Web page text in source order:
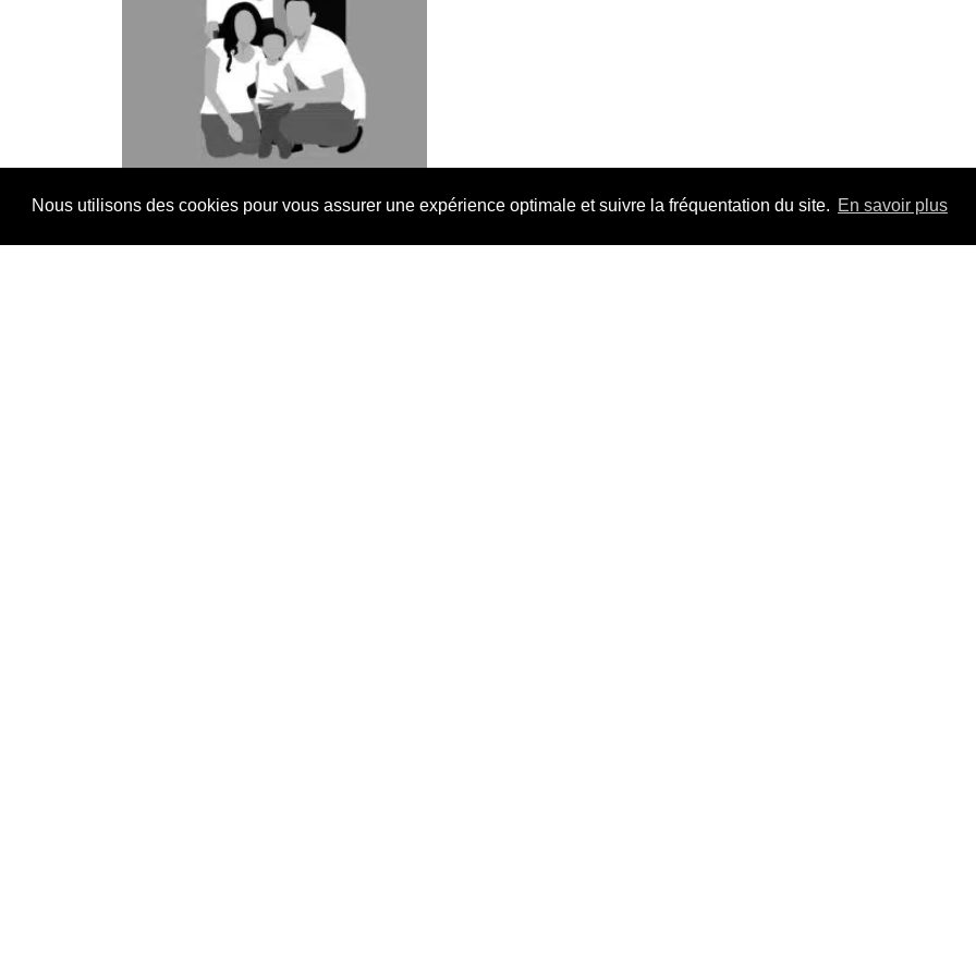
Nous utilisons des cookies pour vous assurer une expérience optimale et suivre la fréquentation du site. En savoir plus
Adhérez à